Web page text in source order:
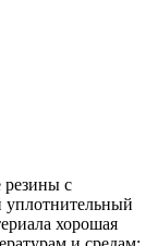
резины с
хорошая